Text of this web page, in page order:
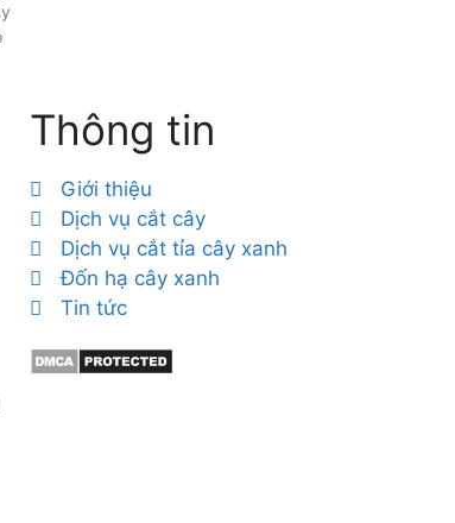
Thông tin
Giới thiệu
Dịch vụ cắt cây
Dịch vụ cắt tỉa cây xanh
Đốn hạ cây xanh
Tin tức